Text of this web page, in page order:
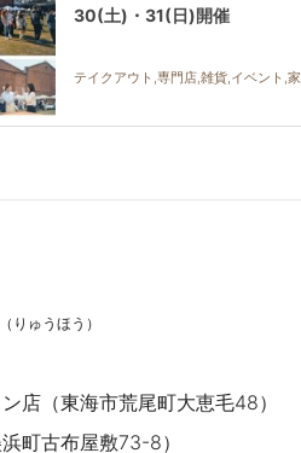
30(土)・31(日)開催
テイクアウト,専門店,雑貨,イベント,
（りゅうほう）
店（東海市荒尾町大恵毛48）
町古布屋敷73-8）